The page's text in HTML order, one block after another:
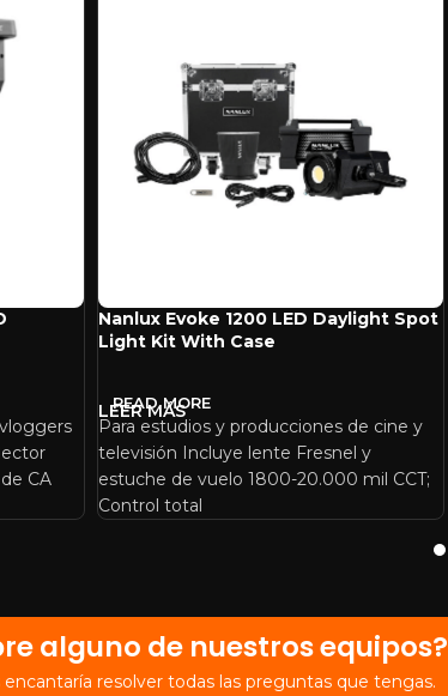
CA
Nanlux Evoke 1200 LED Daylight Spot
Light Kit With Case
READ MORE
Para estudios y producciones de cine y
televisión Incluye lente Fresnel y
estuche de vuelo 1800-20.000 mil CCT;
Control total
alguno de nuestros equipos?
resolver todas las preguntas que tengas.